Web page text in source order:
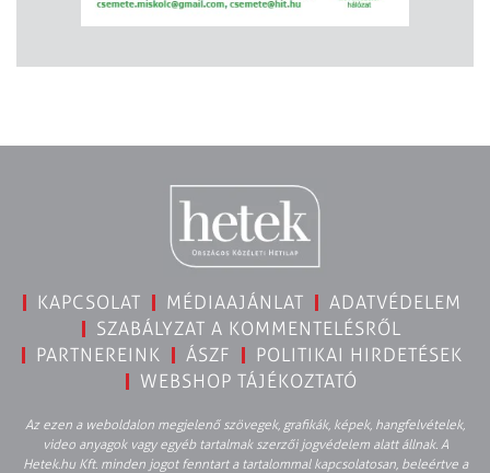
KAPCSOLAT MÉDIAAJÁNLAT
ADATVÉDELEM
SZABÁLYZAT A KOMMENTELÉSRŐL
PARTNEREINK
ÁSZF
POLITIKAI HIRDETÉSEK
WEBSHOP TÁJÉKOZTATÓ
Az ezen a weboldalon megjelenő szövegek, grafikák, képek, hangfelvételek,
video anyagok vagy egyéb tartalmak szerzői jogvédelem alatt állnak. A
Hetek.hu Kft. minden jogot fenntart a tartalommal kapcsolatosan, beleértve a